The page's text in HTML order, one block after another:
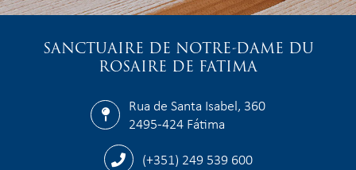
SANCTUAIRE DE NOTRE-DAME DU
ROSAIRE DE FATIMA
Rua de Santa Isabel, 360
2495-424 Fátima
(+351) 249 539 600